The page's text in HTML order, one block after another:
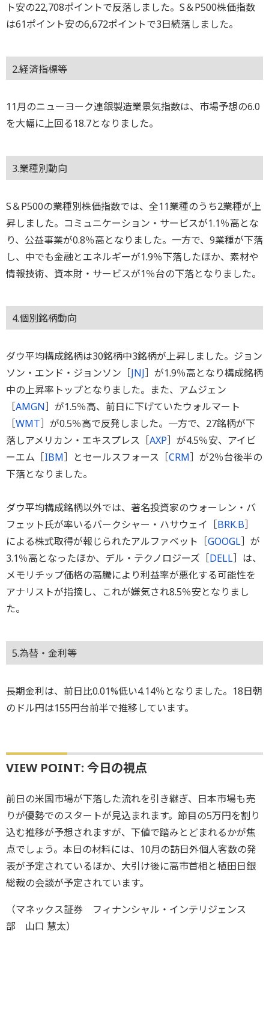
ト安の22,708ポイントで反落しました。S＆P500株価指数
は61ポイント安の6,672ポイントで3日続落しました。
2.経済指標等
11月のニューヨーク連銀製造業景気指数は、市場予想の6.0
を大幅に上回る18.7となりました。
3.業種別動向
S＆P500の業種別株価指数では、全11業種のうち2業種が上
昇しました。コミュニケーション・サービスが1.1％高とな
り、公益事業が0.8％高となりました。一方で、9業種が下落
し、中でも金融とエネルギーが1.9％下落したほか、素材や
情報技術、資本財・サービスが1％台の下落となりました。
4.個別銘柄動向
ダウ平均構成銘柄は30銘柄中3銘柄が上昇しました。ジョン
ソン・エンド・ジョンソン［JNJ］が1.9％高となり構成銘柄
中の上昇率トップとなりました。また、アムジェン
［AMGN］が1.5％高、前日に下げていたウォルマート
［WMT］が0.5％高で反発しました。一方で、27銘柄が下
落しアメリカン・エキスプレス［AXP］が4.5％安、アイビ
ーエム［IBM］とセールスフォース［CRM］が2％台後半の
下落となりました。
ダウ平均構成銘柄以外では、著名投資家のウォーレン・バ
フェット氏が率いるバークシャー・ハサウェイ［BRK.B］
による株式取得が報じられたアルファベット［GOOGL］が
3.1％高となったほか、デル・テクノロジーズ［DELL］は、
メモリチップ価格の高騰により利益率が悪化する可能性を
アナリストが指摘し、これが嫌気され8.5％安となりまし
た。
5.為替・金利等
長期金利は、前日比0.01%低い4.14％となりました。18日朝
のドル円は155円台前半で推移しています。
VIEW POINT: 今日の視点
前日の米国市場が下落した流れを引き継ぎ、日本市場も売
りが優勢でのスタートが見込まれます。節目の5万円を割り
込む推移が予想されますが、下値で踏みとどまれるかが焦
点でしょう。本日の材料には、10月の訪日外個人客数の発
表が予定されているほか、大引け後に高市首相と植田日銀
総裁の会談が予定されています。
（マネックス証券 フィナンシャル・インテリジェンス
部 山口 慧太）